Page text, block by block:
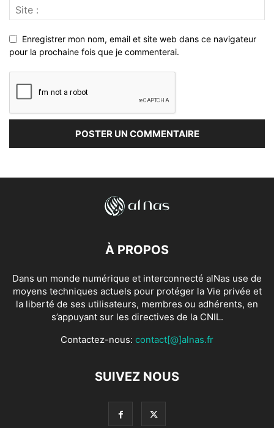
Enregistrer mon nom, email et site web dans ce navigateur
pour la prochaine fois que je commenterai.
À PROPOS
Dans un monde numérique et interconnecté alNas use de
moyens techniques actuels pour protéger la Vie privée et
la liberté de ses utilisateurs, membres ou adhérents, en
s’appuyant sur les directives de la CNIL.
Contactez-nous: contact[@]alnas.fr
SUIVEZ NOUS